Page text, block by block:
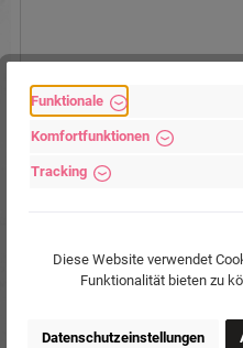
8,90 €*
Funktionale
Komfortfunktionen
Tracking
Diese Website verwendet
Funktionalität bieten zu
Datenschutzeinstellungen